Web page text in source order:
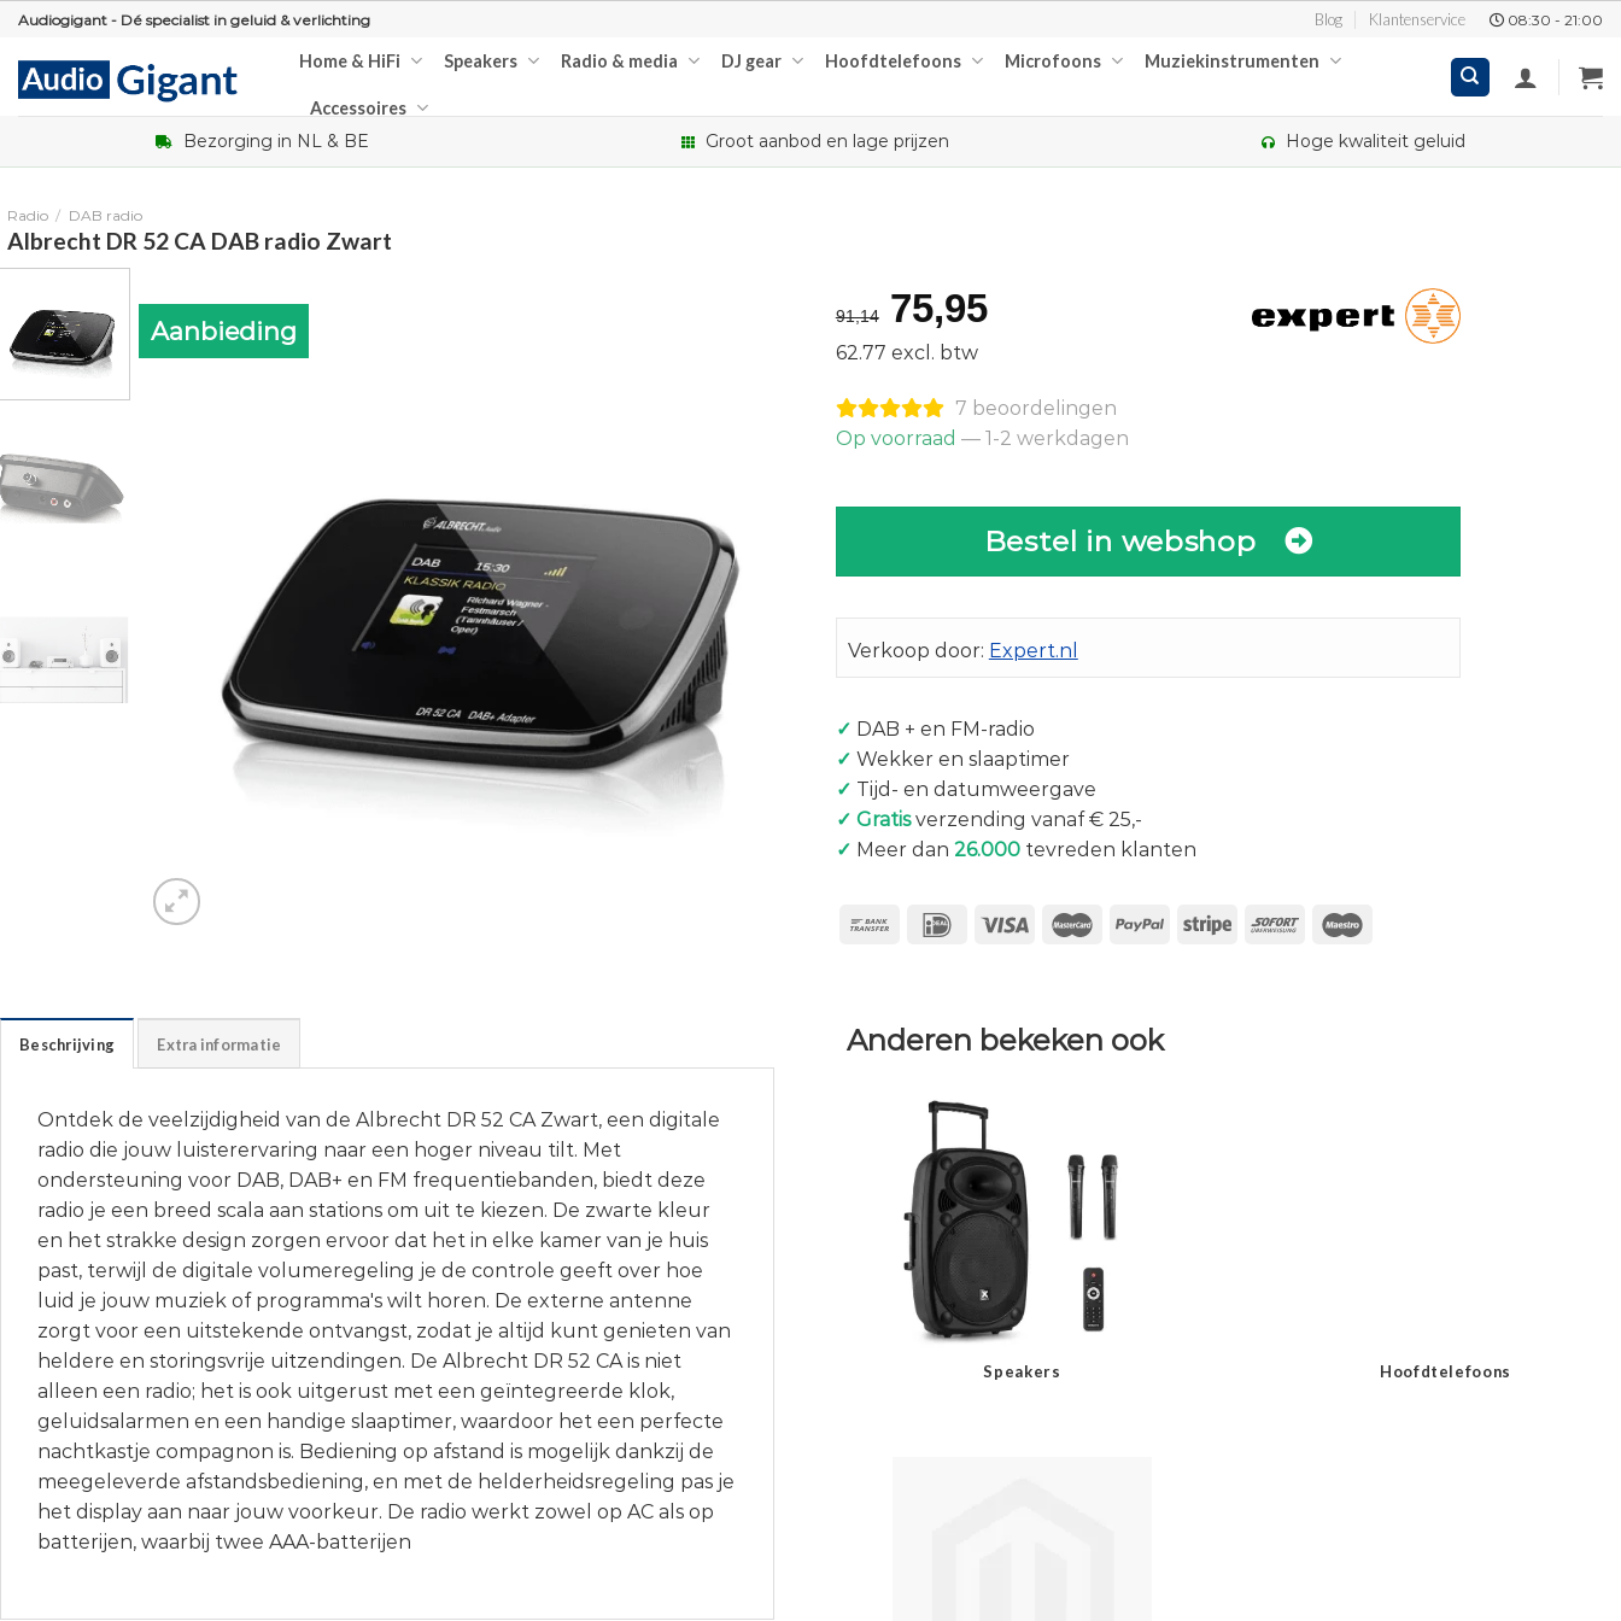
Skip
content
Audiogigant - Dé specialist in geluid & verlichting Blog Klantenservice 08:30 - 21:00
Home & HiFi Speakers Radio & media DJ gear Hoofdtelefoons Microfoons Muziekinstrumenten
Accessoires
Bezorging in NL & BE Groot aanbod en lage prijzen Hoge kwaliteit geluid
Radio / DAB radio
Albrecht DR 52 CA DAB radio Zwart
Aanbieding 91,14
Oorspronkelijke
prijs
was:
€91,14.
75,95Huidige
€75,95.
62.77 excl. btw
7 beoordelingen
Op voorraad — 1-2 werkdagen
Bestel in webshop
Verkoop door: Expert.nl
✓ DAB + en FM-radio
✓ Wekker en slaaptimer
✓ Tijd- en datumweergave
✓ Gratisverzending vanaf € 25,-
✓ Meer dan 26.000tevreden klanten
Beschrijving Extra informatie
Ontdek de veelzijdigheid van de Albrecht DR 52 CA Zwart, een digitale
radio die jouw luisterervaring naar een hoger niveau tilt. Met
ondersteuning voor DAB, DAB+ en FM frequentiebanden, biedt deze
radio je een breed scala aan stations om uit te kiezen. De zwarte kleur
en het strakke design zorgen ervoor dat het in elke kamer van je huis
past, terwijl de digitale volumeregeling je de controle geeft over hoe
luid je jouw muziek of programma's wilt horen. De externe antenne
zorgt voor een uitstekende ontvangst, zodat je altijd kunt genieten van
heldere en storingsvrije uitzendingen. De Albrecht DR 52 CA is niet
alleen een radio; het is ook uitgerust met een geïntegreerde klok,
geluidsalarmen en een handige slaaptimer, waardoor het een perfecte
nachtkastje compagnon is. Bediening op afstand is mogelijk dankzij de
meegeleverde afstandsbediening, en met de helderheidsregeling pas je
het display aan naar jouw voorkeur. De radio werkt zowel op AC als op
batterijen, waarbij twee AAA-batterijen
Anderen bekeken ook
Speakers Hoofdtelefoons